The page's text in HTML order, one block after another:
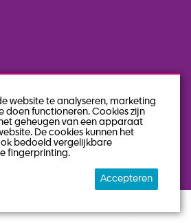
website te analyseren, marketing
doen functioneren. Cookies zijn
geheugen van een apparaat
De cookies kunnen het
bedoeld vergelijkbare
fingerprinting.
Accepteren